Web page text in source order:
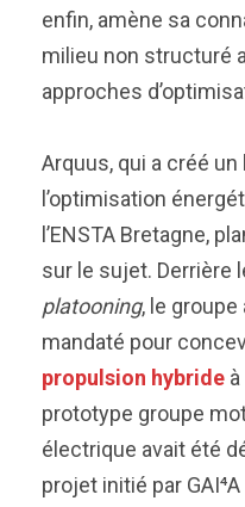
enfin, amène sa
milieu non structuré
approches
Arquus, qui a créé
l’optimisation
l’ENSTA Bretagne,
sur le sujet. Derrière
platooning, le
mandaté pour
propulsion hybride
prototype groupe
électrique avait été
projet initié par